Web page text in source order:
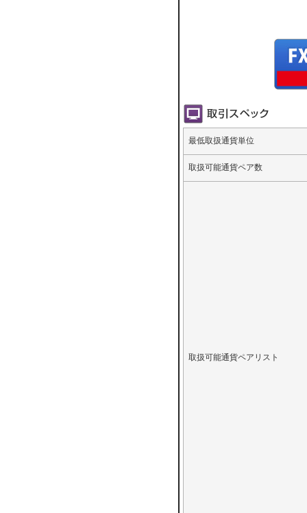
最低取扱通貨単位
取扱可能通貨ペア数
取扱可能通貨ペアリスト